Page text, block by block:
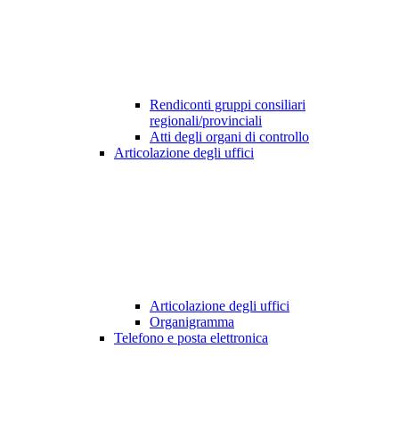
Rendiconti gruppi consiliari
regionali/provinciali
Atti degli organi di controllo
Articolazione degli uffici
Articolazione degli uffici
Organigramma
Telefono e posta elettronica